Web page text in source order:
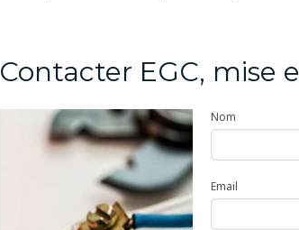
Contacter EGC, mise
Nom
Email